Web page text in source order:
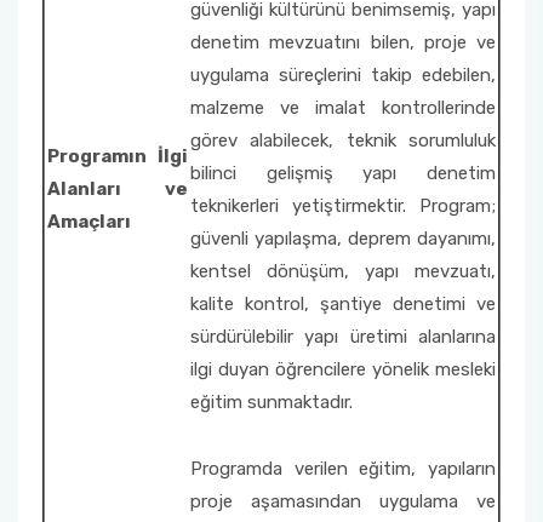
Programın İlgi
Alanları ve
Amaçları
güvenliği kültürünü benimsemiş, yapı
denetim mevzuatını bilen, proje ve
uygulama süreçlerini takip edebilen,
malzeme ve imalat kontrollerinde
görev alabilecek, teknik sorumluluk
bilinci gelişmiş yapı denetim
teknikerleri yetiştirmektir. Program;
güvenli yapılaşma, deprem dayanımı,
kentsel dönüşüm, yapı mevzuatı,
kalite kontrol, şantiye denetimi ve
sürdürülebilir yapı üretimi alanlarına
ilgi duyan öğrencilere yönelik mesleki
eğitim sunmaktadır.
Programda verilen eğitim, yapıların
proje aşamasından uygulama ve